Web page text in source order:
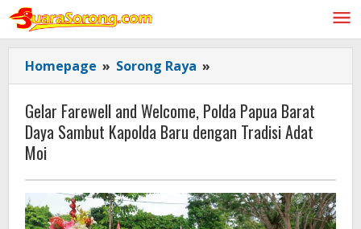
Lewati
konten
Homepage » Sorong Raya »
Farewell
and
Welcome,
Polda
Barat
Daya
Sambut
Gelar Farewell and Welcome, Polda Papua Barat
Daya Sambut Kapolda Baru dengan Tradisi Adat
Moi